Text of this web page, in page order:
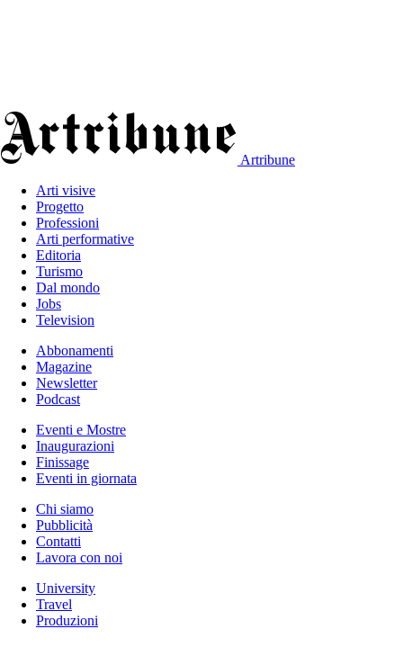
Artribune
Arti visive
Progetto
Professioni
Arti performative
Editoria
Turismo
Dal mondo
Jobs
Television
Abbonamenti
Magazine
Newsletter
Podcast
Eventi e Mostre
Inaugurazioni
Finissage
Eventi in giornata
Chi siamo
Pubblicità
Contatti
Lavora con noi
University
Travel
Produzioni